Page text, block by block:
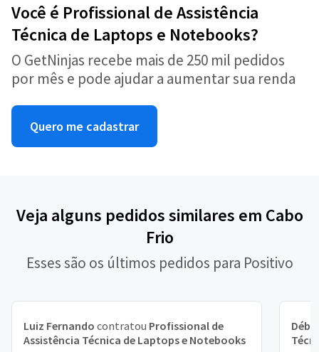
Você é Profissional de Assistência
Técnica de Laptops e Notebooks?
O GetNinjas recebe mais de 250 mil pedidos
por mês e pode ajudar a aumentar sua renda
Quero me cadastrar
Veja alguns pedidos similares em Cabo
Frio
Esses são os últimos pedidos para Positivo
Luiz Fernando contratou Profissional de
Assistência Técnica de Laptops e Notebooks